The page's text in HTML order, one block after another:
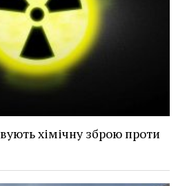
хімічну зброю проти